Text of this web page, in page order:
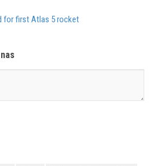
for first Atlas 5 rocket